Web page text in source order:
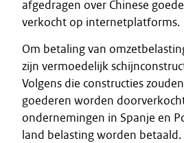
afgedragen over Chinese
verkocht op internetplatforms.
Om betaling van
zijn vermoedelijk
Volgens die constructies
goederen worden
ondernemingen in Spanje en
land belasting worden